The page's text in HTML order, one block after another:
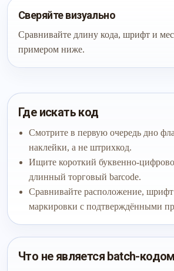
Сверяйте визуально
Сравнивайте длину кода, шрифт и
примером ниже.
Где искать код
Смотрите в первую очередь дно
наклейки, а не штрихкод.
Ищите короткий буквенно-
длинный торговый barcode.
Сравнивайте расположение,
маркировки с подтверждёнными
Что не является batch-кодом